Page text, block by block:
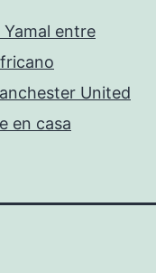
entre
United
en casa